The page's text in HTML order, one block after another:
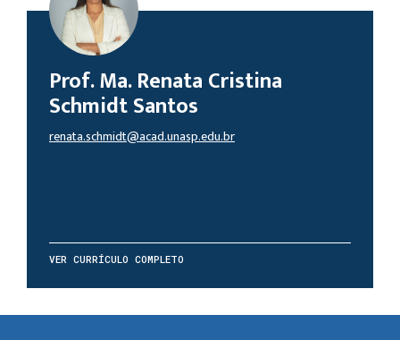
Prof. Ma. Renata Cristina
Schmidt Santos
renata.schmidt@acad.unasp.edu.br
VER CURRÍCULO COMPLETO